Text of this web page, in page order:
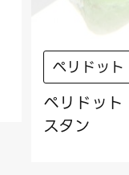
ペリドット
ペリドッ
スタン